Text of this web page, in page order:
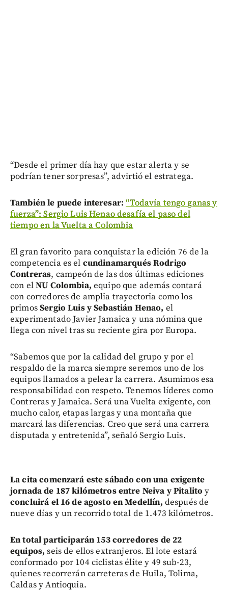
“Desde el primer día hay que estar alerta y se
podrían tener sorpresas”, advirtió el estratega.
También le puede interesar: “Todavía tengo ganas y
fuerza”: Sergio Luis Henao desafía el paso del
tiempo en la Vuelta a Colombia
El gran favorito para conquistar la edición 76 de la
competencia es el cundinamarqués Rodrigo
Contreras, campeón de las dos últimas ediciones
con elNU Colombia, equipo que además contará
con corredores de amplia trayectoria como los
primosSergio Luis y Sebastián Henao, el
experimentado Javier Jamaica y una nómina que
llega con nivel tras su reciente gira por Europa.
“Sabemos que por la calidad del grupo y por el
respaldo de la marca siempre seremos uno de los
equipos llamados a pelear la carrera. Asumimos esa
responsabilidad con respeto. Tenemos líderes como
Contreras y Jamaica. Será una Vuelta exigente, con
mucho calor, etapas largas y una montaña que
marcará las diferencias. Creo que será una carrera
disputada y entretenida”, señaló Sergio Luis.
La cita comenzará este sábado con una exigente
jornada de 187 kilómetros entre Neiva y Pitalito y
concluirá el 16 de agosto en Medellín, después de
nueve días y un recorrido total de 1.473 kilómetros.
En total participarán 153 corredores de 22
equipos,seis de ellos extranjeros. El lote estará
conformado por 104 ciclistas élite y 49 sub-23,
quienes recorrerán carreteras de Huila, Tolima,
Caldas y Antioquia.